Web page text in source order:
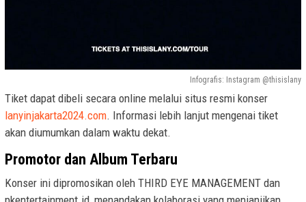
Infografis: Instagram @thisislany
Tiket dapat dibeli secara online melalui situs resmi konser
lanyinjakarta2024.com. Informasi lebih lanjut mengenai tiket
akan diumumkan dalam waktu dekat.
Promotor dan Album Terbaru
Konser ini dipromosikan oleh THIRD EYE MANAGEMENT dan